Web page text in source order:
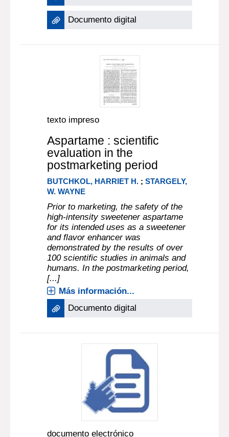
Documento digital
texto impreso
Aspartame : scientific
evaluation in the
postmarketing period
BUTCHKOL, HARRIET H. ;STARGELY,
W. WAYNE
Prior to marketing, the safety of the
high-intensity sweetener aspartame
for its intended uses as a sweetener
and flavor enhancer was
demonstrated by the results of over
100 scientific studies in animals and
humans. In the postmarketing period,
[...]
Más información...
Documento digital
documento electrónico